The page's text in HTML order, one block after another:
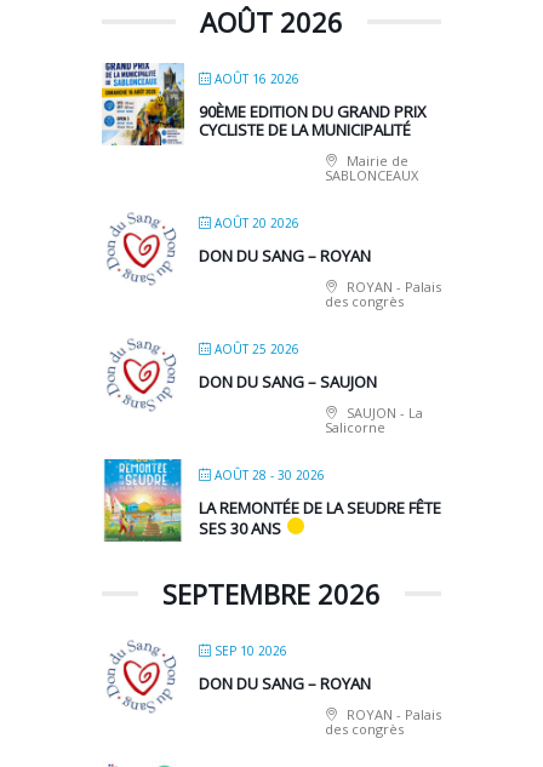
AOÛT 2026
AOÛT 16 2026
90ÈME EDITION DU GRAND PRIX
CYCLISTE DE LA MUNICIPALITÉ
Mairie de
SABLONCEAUX
AOÛT 20 2026
DON DU SANG – ROYAN
ROYAN - Palais
des congrès
AOÛT 25 2026
DON DU SANG – SAUJON
SAUJON - La
Salicorne
AOÛT 28 - 30 2026
LA REMONTÉE DE LA SEUDRE FÊTE
SES 30 ANS
SEPTEMBRE 2026
SEP 10 2026
DON DU SANG – ROYAN
ROYAN - Palais
des congrès